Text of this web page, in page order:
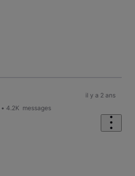
• 4.2K messages
il y a 2 ans